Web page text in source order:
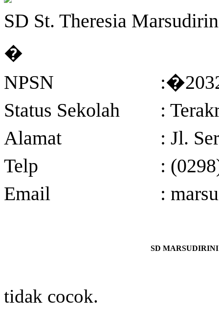
SD St. Theresia
�
NPSN
Status Sekolah
:
Alamat
: Jl.
Telp
:
Email
:
SD MARSUDIRINI
tidak cocok.